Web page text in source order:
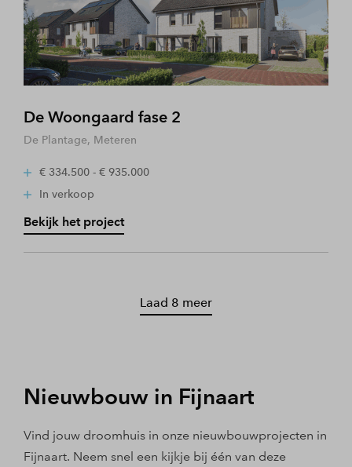
De Woongaard fase 2
De Plantage, Meteren
€ 334.500 - € 935.000
In verkoop
Bekijk het project
Laad 8 meer
Nieuwbouw in Fijnaart
Vind jouw droomhuis in onze nieuwbouwprojecten in
Fijnaart. Neem snel een kijkje bij één van deze